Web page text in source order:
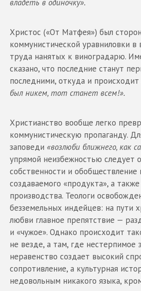
владеть в одиночку».
Христос («От Матфея») был
коммунистической уравниловки в
труда нанятых к виноградарю.
сказано, что последние станут
последними, откуда и происходит
был никем, тот станет всем!».
Христианство вообще легко
коммунистическую пропаганду.
заповеди «возлюби ближнего, как
упрямой неизбежностью следует
собственности и обобществление
создаваемого «продукта», а
производства. Теологи
безземельных индейцев: на пути
любви главное препятствие —
и «чужое». Однако происходит
не везде, а там, где нестерпимое
неравенство создает высокий
сопротивление, а культурная
недовольным никакого языка,